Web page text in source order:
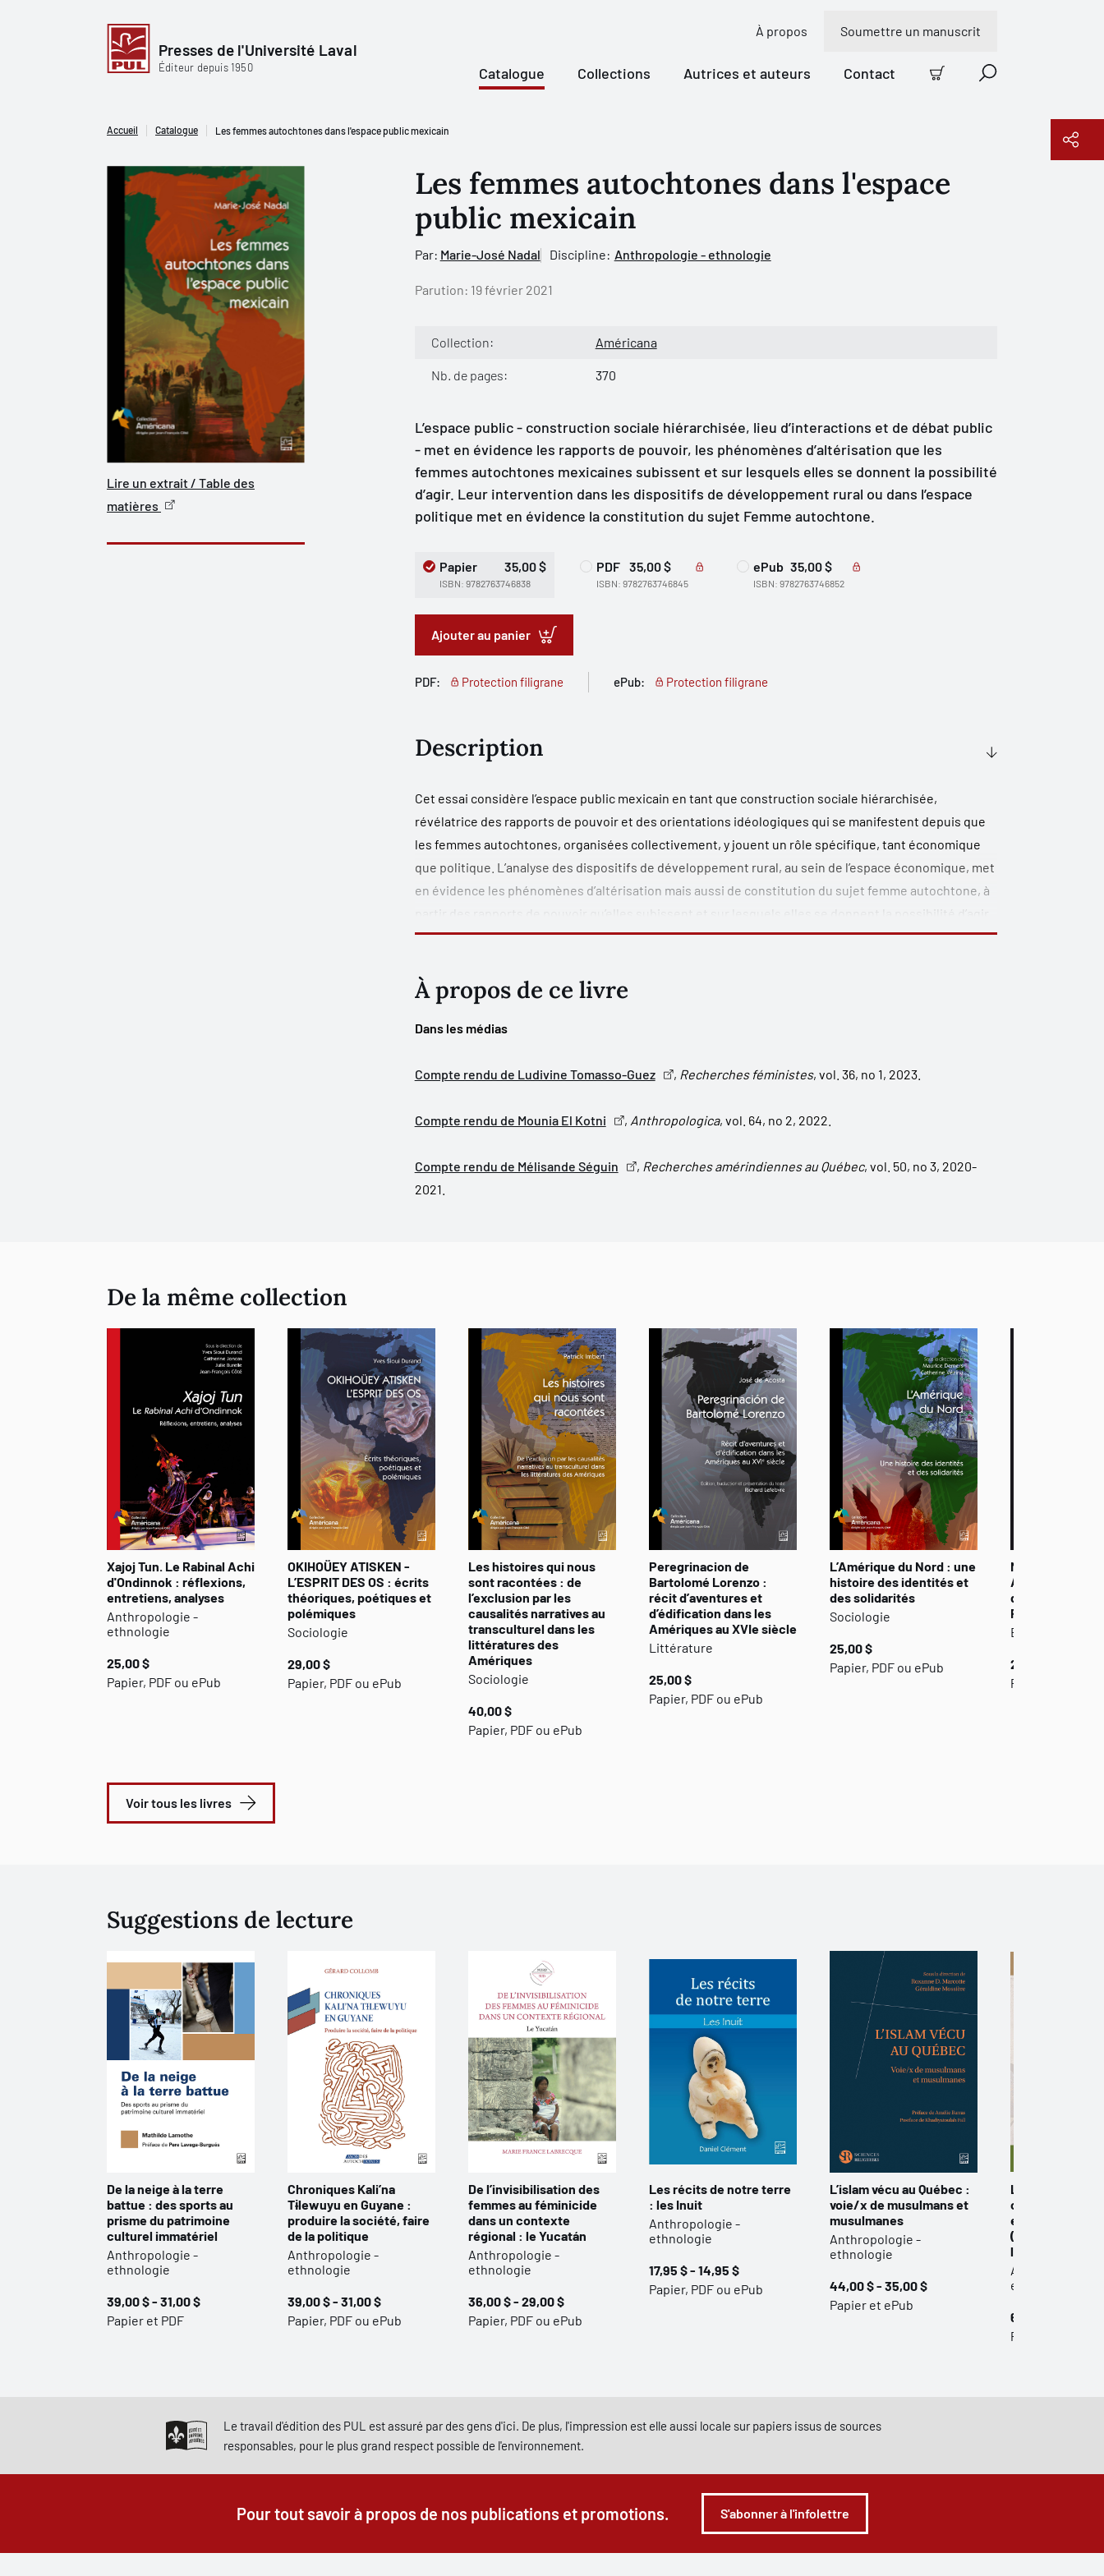
Presses de l'Université Laval
Éditeur depuis 1950
À propos Soumettre un manuscrit
Catalogue Collections Autrices et auteurs Contact
Panier Recherche
Accueil Catalogue Les femmes autochtones dans l'espace public mexicain
Lire un extrait / Table des
matières
Les femmes autochtones dans l'espace
public mexicain
Par: Marie-José Nadal Discipline: Anthropologie - ethnologie
Parution: 19 février 2021
Collection: Américana
Nb. de pages: 370
L’espace public - construction sociale hiérarchisée, lieu d’interactions et de débat public
- met en évidence les rapports de pouvoir, les phénomènes d’altérisation que les
femmes autochtones mexicaines subissent et sur lesquels elles se donnent la possibilité
d’agir. Leur intervention dans les dispositifs de développement rural ou dans l’espace
politique met en évidence la constitution du sujet Femme autochtone.
Papier 35,00 $
ISBN: 9782763746838
PDF 35,00 $
ISBN: 9782763746845
ePub 35,00 $
ISBN: 9782763746852
Ajouter au panier
PDF: Protection filigrane ePub: Protection filigrane
Description
Cet essai considère l’espace public mexicain en tant que construction sociale hiérarchisée,
révélatrice des rapports de pouvoir et des orientations idéologiques qui se manifestent depuis que
les femmes autochtones, organisées collectivement, y jouent un rôle spécifique, tant économique
que politique. L’analyse des dispositifs de développement rural, au sein de l’espace économique, met
en évidence les phénomènes d’altérisation mais aussi de constitution du sujet femme autochtone, à
partir des rapports de pouvoir qu’elles subissent et sur lesquels elles se donnent la possibilité d’agir.
L’espace politique féminin autochtone, quant à lui, est un espace pluriel où de nouveaux imaginaires
de l’intervention des femmes autochtones dans l’espace public nécessite d’articuler le genre avec
l’exclusion ethnique, la classe sociale et la citoyenneté. Dès lors, ce texte met en évidence les
identités sociales, sexuelles, culturelles et ethniques – et leurs transformations –, ainsi que les
À propos de ce livre
Dans les médias
Compte rendu de Ludivine Tomasso-Guez , Recherches féministes, vol. 36, no 1, 2023.
Compte rendu de Mounia El Kotni , Anthropologica, vol. 64, no 2, 2022.
Compte rendu de Mélisande Séguin , Recherches amérindiennes au Québec, vol. 50, no 3, 2020-
2021.
De la même collection
Xajoj Tun. Le Rabinal Achi
d'Ondinnok : réflexions,
entretiens, analyses
Anthropologie -
ethnologie
25,00 $
Papier, PDF ou ePub
OKIHOÜEY ATISKEN -
L’ESPRIT DES OS : écrits
théoriques, poétiques et
polémiques
Sociologie
29,00 $
Papier, PDF ou ePub
Les histoires qui nous
sont racontées : de
l’exclusion par les
causalités narratives au
transculturel dans les
littératures des
Amériques
Sociologie
40,00 $
Papier, PDF ou ePub
Peregrinacion de
Bartolomé Lorenzo :
récit d’aventures et
d’édification dans les
Amériques au XVIe siècle
Littérature
25,00 $
Papier, PDF ou ePub
L’Amérique du Nord : une
histoire des identités et
des solidarités
Sociologie
25,00 $
Papier, PDF ou ePub
Martinique,
Amériques.
du gouffre et
Relation
Études
25,00 $
Papier, PDF ou
Voir tous les livres
Suggestions de lecture
De la neige à la terre
battue : des sports au
prisme du patrimoine
culturel immatériel
Anthropologie -
ethnologie
39,00 $ - 31,00 $
Papier et PDF
Chroniques Kali’na
Tɨlewuyu en Guyane :
produire la société, faire
de la politique
Anthropologie -
ethnologie
39,00 $ - 31,00 $
Papier, PDF ou ePub
De l’invisibilisation des
femmes au féminicide
dans un contexte
régional : le Yucatán
Anthropologie -
ethnologie
36,00 $ - 29,00 $
Papier, PDF ou ePub
Les récits de notre terre
: les Inuit
Anthropologie -
ethnologie
17,95 $ - 14,95 $
Papier, PDF ou ePub
L’islam vécu au Québec :
voie/x de musulmans et
musulmanes
Anthropologie -
ethnologie
44,00 $ - 35,00 $
Papier et ePub
Le Catalogue
conte
en Amérique
(Canada et
les contes
Anthropologie -
ethnologie
65,00 $ - 52,00
Papier, PDF ou
Le travail d'édition des PUL est assuré par des gens d'ici. De plus, l'impression est elle aussi locale sur papiers issus de sources
responsables, pour le plus grand respect possible de l'environnement.
Pour tout savoir à propos de nos publications et promotions. S'abonner à l'infolettre